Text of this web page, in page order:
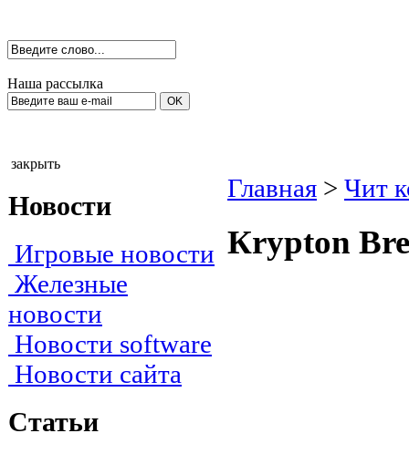
Наша рассылка
закрыть
Новости
Игровые новости
Железные
новости
Новости software
Новости сайта
Статьи
Главная > Чит
Кrурtоn